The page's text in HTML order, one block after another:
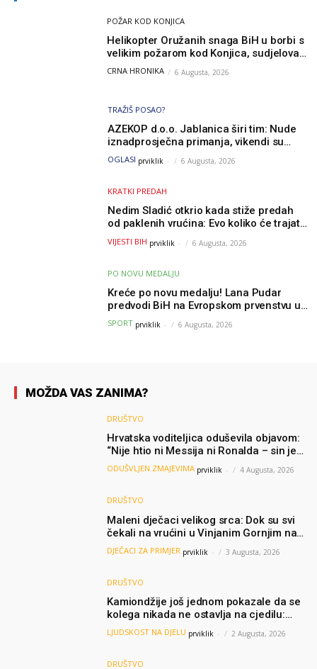
POŽAR KOD KONJICA
Helikopter Oružanih snaga BiH u borbi s
velikim požarom kod Konjica, sudjelovao
i Air Tractor
CRNA HRONIKA 6 Augusta, 2026
TRAŽIŠ POSAO?
AZEKOP d.o.o. Jablanica širi tim: Nude
iznadprosječna primanja, vikendi su
slobodni, traži se više radnika
OGLASI prviklik - 6 Augusta, 2026
KRATKI PREDAH
Nedim Sladić otkrio kada stiže predah
od paklenih vrućina: Evo koliko će trajati
osvježenje u BiH
VIJESTI BIH prviklik - 6 Augusta, 2026
PO NOVU MEDALJU
Kreće po novu medalju! Lana Pudar
predvodi BiH na Evropskom prvenstvu u
Parizu
SPORT prviklik - 6 Augusta, 2026
MOŽDA VAS ZANIMA?
DRUŠTVO
Hrvatska voditeljica oduševila objavom:
“Nije htio ni Messija ni Ronalda – sin je
želio samo dres Bosne”
ODUŠVLJEN ZMAJEVIMA prviklik - 4 Augusta, 2026
DRUŠTVO
Maleni dječaci velikog srca: Dok su svi
čekali na vrućini u Vinjanim Gornjim na
granici, Ljubi i Šime su dijelili vodu
putnicima
DJEČACI ZA PRIMJER prviklik - 3 Augusta, 2026
DRUŠTVO
Kamiondžije još jednom pokazale da se
kolega nikada ne ostavlja na cjedilu:
Priča iz Hamburga dirnula mnoge
LJUDSKOST NA DJELU prviklik - 2 Augusta, 2026
DRUŠTVO